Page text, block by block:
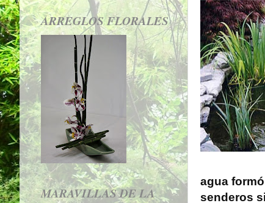
agua
senderos
ARREGLOS FLORALES
MARAVILLAS DE LA